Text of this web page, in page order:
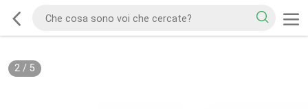
2/ 5